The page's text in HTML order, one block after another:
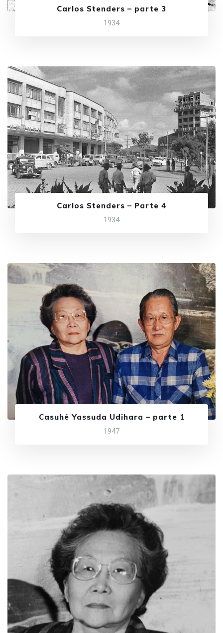
Carlos Stenders – parte 3
1934
Carlos Stenders – Parte 4
1934
Casuhê Yassuda Udihara – parte 1
1947